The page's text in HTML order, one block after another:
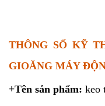
THÔNG SỐ KỸ
GIOĂNG MÁY
+Tên sản phẩm: keo